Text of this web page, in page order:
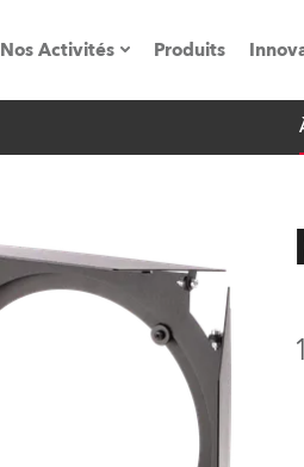
Nos Activités
iSeries
Tutoriels RoboSpot
Robe On The Road
Produits